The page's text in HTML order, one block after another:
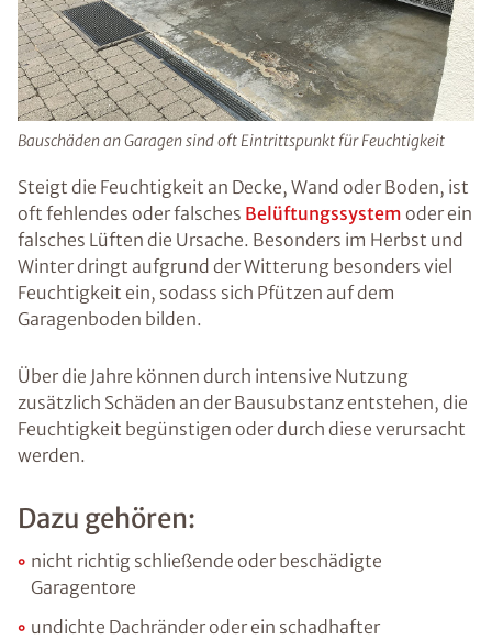
Bauschäden an Garagen sind oft Eintrittspunkt für Feuchtigkeit
Steigt die Feuchtigkeit an Decke, Wand oder Boden, ist
oft fehlendes oder falsches Belüftungssystem oder ein
falsches Lüften die Ursache. Besonders im Herbst und
Winter dringt aufgrund der Witterung besonders viel
Feuchtigkeit ein, sodass sich Pfützen auf dem
Garagenboden bilden.
Über die Jahre können durch intensive Nutzung
zusätzlich Schäden an der Bausubstanz entstehen, die
Feuchtigkeit begünstigen oder durch diese verursacht
werden.
Dazu gehören:
nicht richtig schließende oder beschädigte
Garagentore
undichte Dachränder oder ein schadhafter